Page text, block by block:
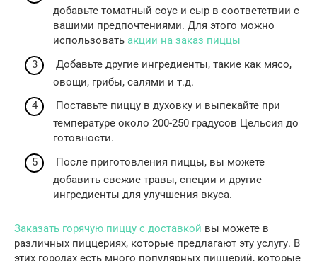
добавьте томатный соус и сыр в соответствии с
вашими предпочтениями. Для этого можно
использовать акции на заказ пиццы
Добавьте другие ингредиенты, такие как мясо,
овощи, грибы, салями и т.д.
Поставьте пиццу в духовку и выпекайте при
температуре около 200-250 градусов Цельсия до
готовности.
После приготовления пиццы, вы можете
добавить свежие травы, специи и другие
ингредиенты для улучшения вкуса.
Заказать горячую пиццу с доставкой вы можете в
различных пиццериях, которые предлагают эту услугу. В
этих городах есть много популярных пиццерий, которые